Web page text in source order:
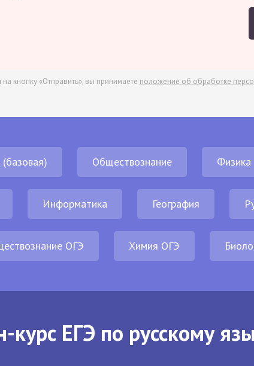
кнопку «Отправить», вы принимаете положение об обработке
Обществознание Физика
Информатика География
ОГЭ Химия ОГЭ
курс ЕГЭ по русскому